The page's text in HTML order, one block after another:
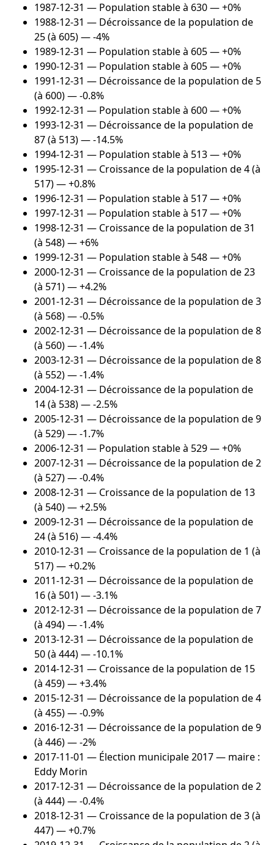
1987-12-31 — Population stable à 630 — +0%
1988-12-31 — Décroissance de la population de
25 (à 605) — -4%
1989-12-31 — Population stable à 605 — +0%
1990-12-31 — Population stable à 605 — +0%
1991-12-31 — Décroissance de la population de 5
(à 600) — -0.8%
1992-12-31 — Population stable à 600 — +0%
1993-12-31 — Décroissance de la population de
87 (à 513) — -14.5%
1994-12-31 — Population stable à 513 — +0%
1995-12-31 — Croissance de la population de 4 (à
517) — +0.8%
1996-12-31 — Population stable à 517 — +0%
1997-12-31 — Population stable à 517 — +0%
1998-12-31 — Croissance de la population de 31
(à 548) — +6%
1999-12-31 — Population stable à 548 — +0%
2000-12-31 — Croissance de la population de 23
(à 571) — +4.2%
2001-12-31 — Décroissance de la population de 3
(à 568) — -0.5%
2002-12-31 — Décroissance de la population de 8
(à 560) — -1.4%
2003-12-31 — Décroissance de la population de 8
(à 552) — -1.4%
2004-12-31 — Décroissance de la population de
14 (à 538) — -2.5%
2005-12-31 — Décroissance de la population de 9
(à 529) — -1.7%
2006-12-31 — Population stable à 529 — +0%
2007-12-31 — Décroissance de la population de 2
(à 527) — -0.4%
2008-12-31 — Croissance de la population de 13
(à 540) — +2.5%
2009-12-31 — Décroissance de la population de
24 (à 516) — -4.4%
2010-12-31 — Croissance de la population de 1 (à
517) — +0.2%
2011-12-31 — Décroissance de la population de
16 (à 501) — -3.1%
2012-12-31 — Décroissance de la population de 7
(à 494) — -1.4%
2013-12-31 — Décroissance de la population de
50 (à 444) — -10.1%
2014-12-31 — Croissance de la population de 15
(à 459) — +3.4%
2015-12-31 — Décroissance de la population de 4
(à 455) — -0.9%
2016-12-31 — Décroissance de la population de 9
(à 446) — -2%
2017-11-01 — Élection municipale 2017 — maire :
Eddy Morin
2017-12-31 — Décroissance de la population de 2
(à 444) — -0.4%
2018-12-31 — Croissance de la population de 3 (à
447) — +0.7%